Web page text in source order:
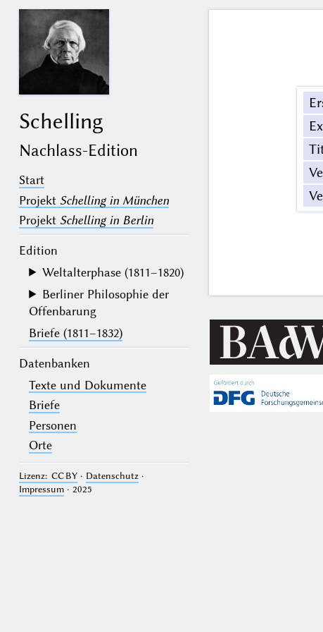
Schelling
Nachlass-Edition
Start
Projekt Schelling in München
Projekt Schelling in Berlin
Edition
Weltalterphase (1811–1820)
Berliner Philosophie der
Offenbarung
Briefe (1811–1832)
Datenbanken
Texte und Dokumente
Briefe
Personen
Orte
Lizenz: CC BY· Datenschutz·
Impressum· 2025